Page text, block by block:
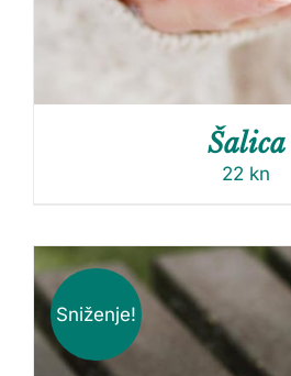
Šalica
22 kn
Sniženje!